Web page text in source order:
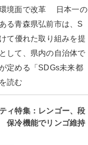
境面で改革 日本一の
る青森県弘前市は、S
て優れた取り組みを提
して、県内の自治体で
定める「SDGs未来都
読む
ィ特集：レンゴー、段
保冷機能でリンゴ維持